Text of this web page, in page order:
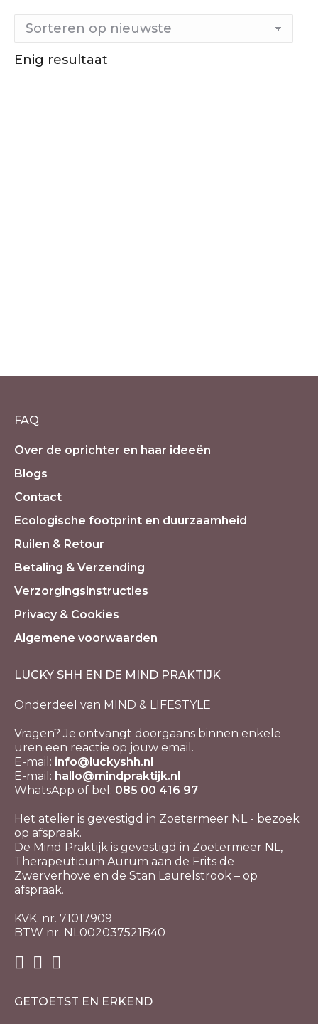
Enig resultaat
FAQ
Over de oprichter en haar ideeën
Blogs
Contact
Ecologische footprint en duurzaamheid
Ruilen & Retour
Betaling & Verzending
Verzorgingsinstructies
Privacy & Cookies
Algemene voorwaarden
LUCKY SHH EN DE MIND PRAKTIJK
Onderdeel van MIND & LIFESTYLE
Vragen? Je ontvangt doorgaans binnen enkele
uren een reactie op jouw email.
E-mail: info@luckyshh.nl
E-mail: hallo@mindpraktijk.nl
WhatsApp of bel: 085 00 416 97
Het atelier is gevestigd in Zoetermeer NL - bezoek
op afspraak.
De Mind Praktijk is gevestigd in Zoetermeer NL,
Therapeuticum Aurum aan de Frits de
Zwerverhove en de Stan Laurelstrook – op
afspraak.
KVK. nr. 71017909
BTW nr. NL002037521B40
GETOETST EN ERKEND